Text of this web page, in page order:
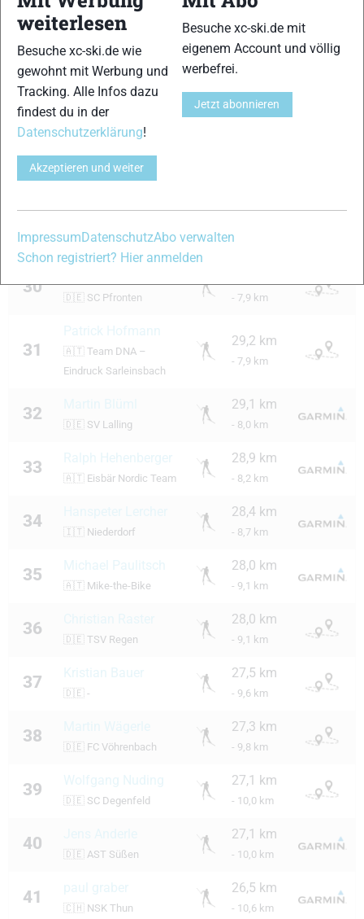
26
Robert Besendorfer
🇩🇪TSV Natternberg
e.V. 1968
- 7,1 km
27 Florian Wustmann
🇩🇪SC Kochel am See
29,7 km
- 7,4 km
28 max wimmer
29
Florian1
Straubing-Bogen
30
🇩🇪 SC Pfronten - 7,9 km
31
Patrick Hofmann
🇦🇹 Team DNA –
Eindruck Sarleinsbach
29,2 km
- 7,9 km
32
🇩🇪 SV Lalling
29,1 km
- 8,0 km
33 Ralph Hehenberger
🇦🇹 Eisbär Nordic Team
28,9 km
- 8,2 km
34
🇮🇹 Niederdorf
28,4 km
- 8,7 km
35 Michael Paulitsch
🇦🇹 Mike-the-Bike
28,0 km
- 9,1 km
36
🇩🇪 TSV Regen
28,0 km
- 9,1 km
37 Kristian Bauer
🇩🇪 -
27,5 km
- 9,6 km
38
🇩🇪 FC Vöhrenbach
27,3 km
- 9,8 km
39 Wolfgang Nuding
🇩🇪 SC Degenfeld
27,1 km
- 10,0 km
40
🇩🇪 AST Süßen
27,1 km
- 10,0 km
41 paul graber
🇨🇭 NSK Thun
26,5 km
- 10,6 km
weiterlesen
Besuche xc-ski.de wie
gewohnt mit Werbung und
Tracking. Alle Infos dazu
findest du in der
Datenschutzerklärung!
Akzeptieren und weiter
Besuche xc-ski.de mit
eigenem Account und völlig
werbefrei.
Jetzt abonnieren
ImpressumDatenschutzAbo verwalten
Schon registriert? Hier anmelden